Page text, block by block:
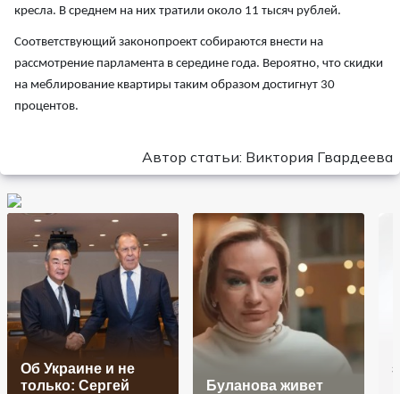
кресла. В среднем на них тратили около 11 тысяч рублей.
Соответствующий законопроект собираются внести на
рассмотрение парламента в середине года. Вероятно, что скидки
на меблирование квартиры таким образом достигнут 30
процентов.
Автор статьи: Виктория Гвардеева
Об Украине и не
только: Сергей
Буланова живет